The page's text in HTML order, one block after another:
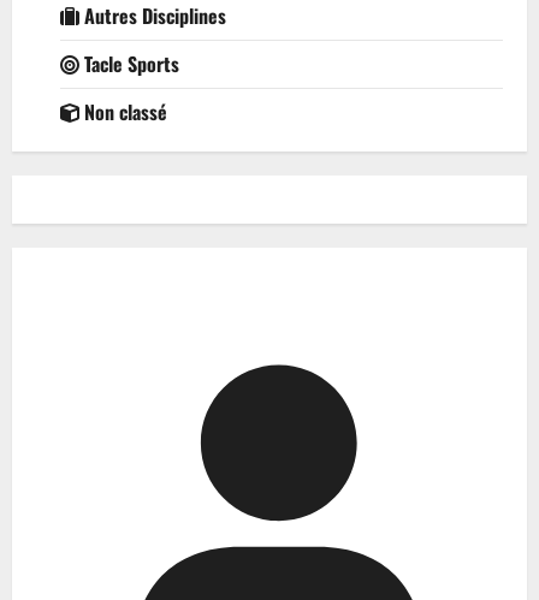
Autres Disciplines
Tacle Sports
Non classé